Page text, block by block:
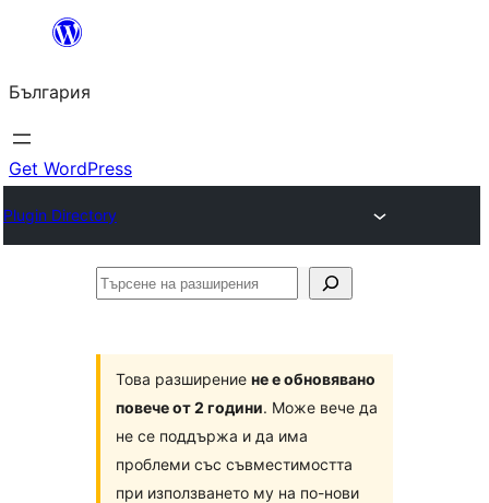
България
Get WordPress
Plugin Directory
Търсене
Това разширение не е обновявано
повече от 2 години. Може вече да
не се поддържа и да има
проблеми със съвместимостта
при използването му на по-нови